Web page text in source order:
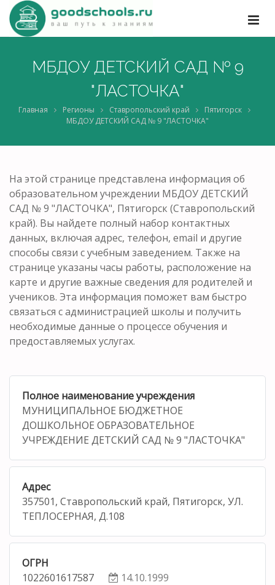
МБДОУ ДЕТСКИЙ САД № 9
"ЛАСТОЧКА"
Главная Регионы Ставропольский край
Пятигорск
МБДОУ ДЕТСКИЙ САД № 9 "ЛАСТОЧКА"
На этой странице представлена информация об
образовательном учреждении МБДОУ ДЕТСКИЙ
САД № 9 "ЛАСТОЧКА", Пятигорск (Ставропольский
край). Вы найдете полный набор контактных
данных, включая адрес, телефон, email и другие
способы связи с учебным заведением. Также на
странице указаны часы работы, расположение на
карте и другие важные сведения для родителей и
учеников. Эта информация поможет вам быстро
связаться с администрацией школы и получить
необходимые данные о процессе обучения и
предоставляемых услугах.
Полное наименование учреждения
МУНИЦИПАЛЬНОЕ БЮДЖЕТНОЕ
ДОШКОЛЬНОЕ ОБРАЗОВАТЕЛЬНОЕ
УЧРЕЖДЕНИЕ ДЕТСКИЙ САД № 9 "ЛАСТОЧКА"
Адрес
357501, Ставропольский край, Пятигорск, УЛ.
ТЕПЛОСЕРНАЯ, Д.108
ОГРН
1022601617587
14.10.1999